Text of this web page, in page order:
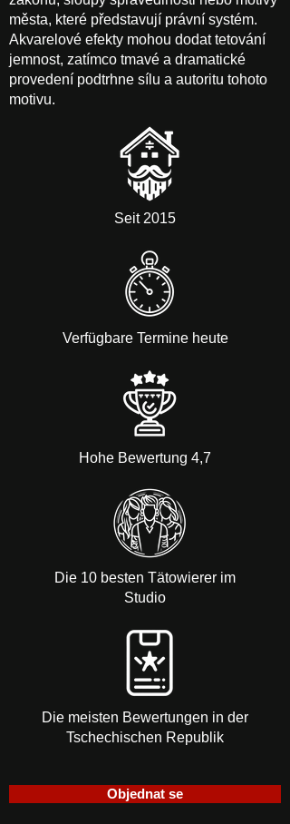
města, které představují právní systém.
Akvarelové efekty mohou dodat tetování
jemnost, zatímco tmavé a dramatické
provedení podtrhne sílu a autoritu tohoto
motivu.
Seit 2015
Verfügbare Termine heute
Hohe Bewertung 4,7
Die 10 besten Tätowierer im
Studio
Die meisten Bewertungen in der
Tschechischen Republik
Objednat se